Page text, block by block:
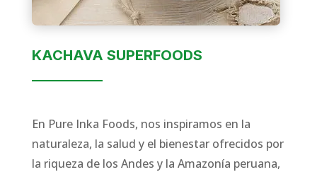
KACHAVA SUPERFOODS
En Pure Inka Foods, nos inspiramos en la
naturaleza, la salud y el bienestar ofrecidos por
la riqueza de los Andes y la Amazonía peruana,